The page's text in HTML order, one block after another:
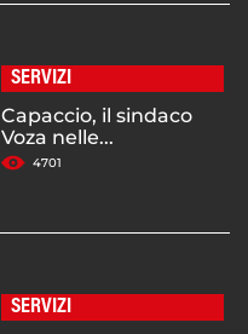
SERVIZI
Capaccio, il sindaco
Voza nelle...
4701
SERVIZI